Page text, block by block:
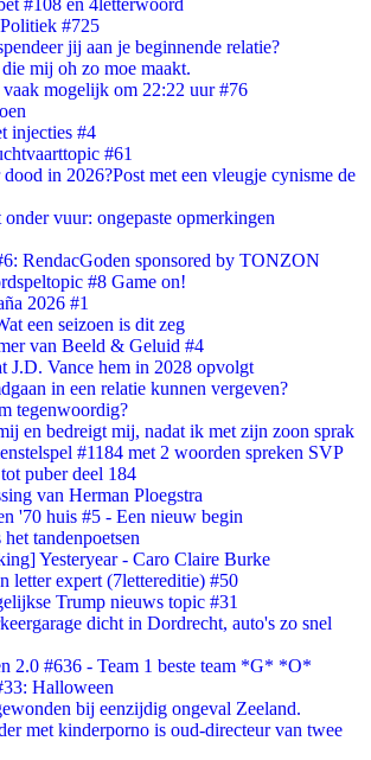
#108 en 4letterwoord
#725
jij aan je beginnende relatie?
mij oh zo moe maakt.
vaak mogelijk om 22:22 uur #76
injecties #4
#61
dood in 2026?Post met een vleugje cynisme de
onder vuur: ongepaste opmerkingen
RendacGoden sponsored by TONZON
#8 Game on!
2026 #1
een seizoen is dit zeg
van Beeld & Geluid #4
J.D. Vance hem in 2028 opvolgt
in een relatie kunnen vergeven?
tegenwoordig?
en bedreigt mij, nadat ik met zijn zoon sprak
#1184 met 2 woorden spreken SVP
puber deel 184
van Herman Ploegstra
'70 huis #5 - Een nieuw begin
tandenpoetsen
Yesteryear - Caro Claire Burke
letter expert (7lettereditie) #50
Trump nieuws topic #31
dicht in Dordrecht, auto's zo snel
2.0 #636 - Team 1 beste team *G* *O*
Halloween
bij eenzijdig ongeval Zeeland.
met kinderporno is oud-directeur van twee